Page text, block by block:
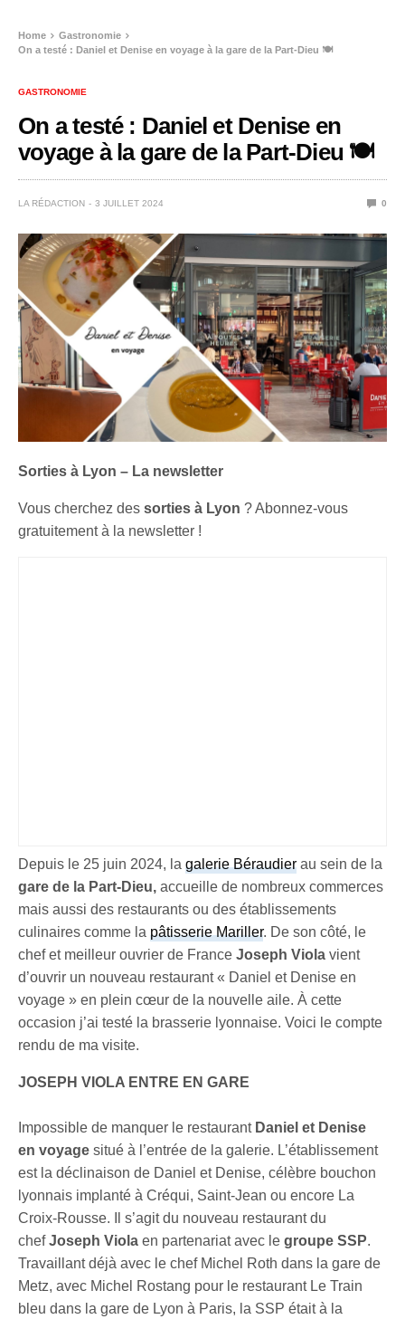
Home
Gastronomie
On a testé : Daniel et Denise en voyage à la gare de la Part-Dieu 🍽️
GASTRONOMIE
On a testé : Daniel et Denise en
voyage à la gare de la Part-Dieu 🍽️
LA RÉDACTION 3 JUILLET 2024 0
Sorties à Lyon – La newsletter
Vous cherchez dessorties à Lyon ? Abonnez-vous
gratuitement à la newsletter !
Depuis le 25 juin 2024, lagalerie Béraudier au sein de la
gare de la Part-Dieu, accueille de nombreux commerces
mais aussi des restaurants ou des établissements
culinaires comme lapâtisserie Mariller. De son côté, le
chef et meilleur ouvrier de FranceJoseph Viola vient
d’ouvrir un nouveau restaurant « Daniel et Denise en
voyage » en plein cœur de la nouvelle aile. À cette
occasion j’ai testé la brasserie lyonnaise. Voici le compte
rendu de ma visite.
JOSEPH VIOLA ENTRE EN GARE
Impossible de manquer le restaurant Daniel et Denise
en voyagesitué à l’entrée de la galerie. L’établissement
est la déclinaison de Daniel et Denise, célèbre bouchon
lyonnais implanté à Créqui, Saint-Jean ou encore La
Croix-Rousse. Il s’agit du nouveau restaurant du
chefJoseph Violaen partenariat avec legroupe SSP.
Travaillant déjà avec le chef Michel Roth dans la gare de
Metz, avec Michel Rostang pour le restaurant Le Train
bleu dans la gare de Lyon à Paris, la SSP était à la